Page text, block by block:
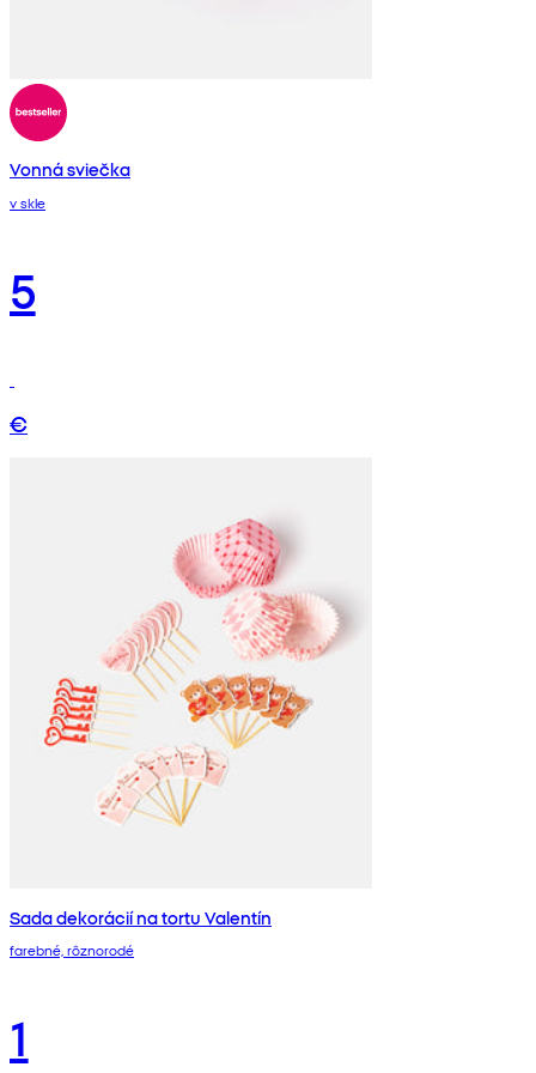
Vonná sviečka
v skle
5
€
Sada dekorácií na tortu Valentín
farebné, rôznorodé
1